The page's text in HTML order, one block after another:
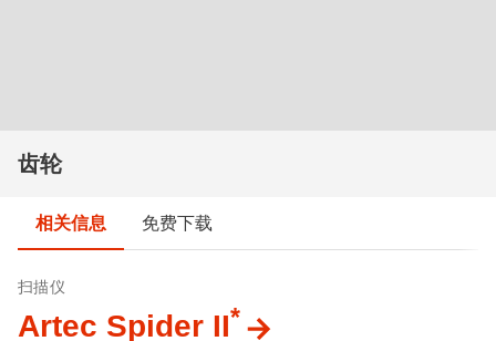
齿轮
相关信息 免费下载
扫描仪
Artec Spider II*